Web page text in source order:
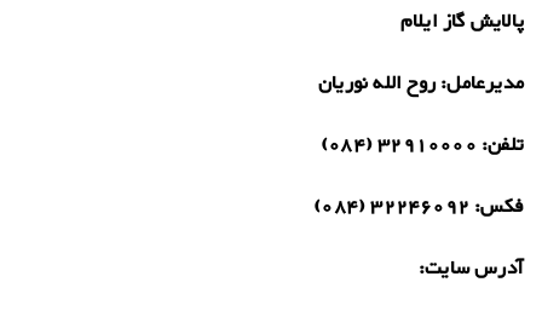
پالایش گاز ایلام
مدیرعامل:روح الله نوریان
تلفن: 32910000 (084)
فکس: 32246092 (084)
آدرس سایت: